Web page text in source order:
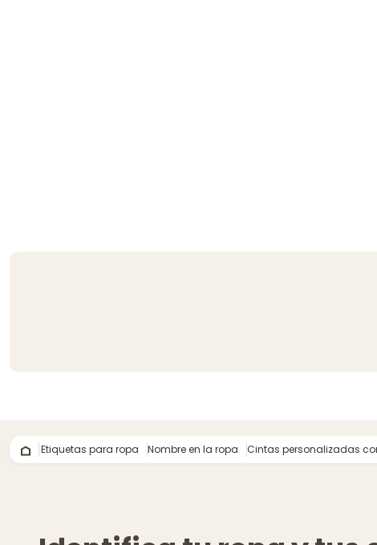
Etiquetas para ropa Nombre en la ropa Cintas personalizadas